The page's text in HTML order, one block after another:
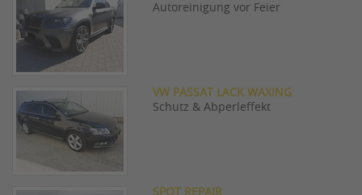
Autoreinigung vor Feier
VW PASSAT LACK WAXING
Schutz & Abperleffekt
SPOT REPAIR